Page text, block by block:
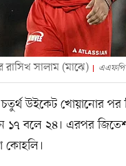
রাসিখ সালাম (মাঝে) এএফপি
উইকেট খোয়ানোর পর
বলে ২৪। এরপর জিতেশ
কোহলি।